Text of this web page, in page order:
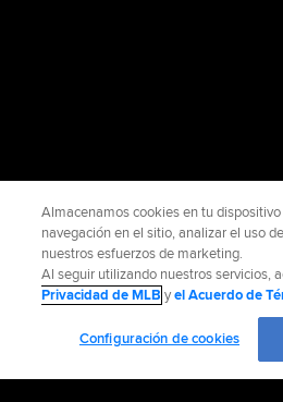
Almacenamos cookies en tu
navegación en el sitio, analizar el uso
nuestros esfuerzos de marketing.
Al seguir utilizando nuestros servicios,
Privacidad de MLB yel Acuerdo de
Configuración de cookies